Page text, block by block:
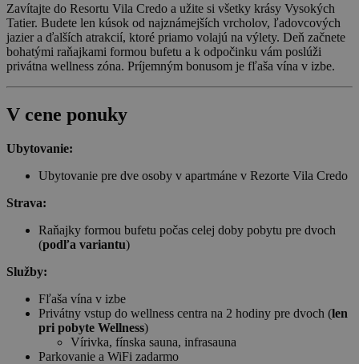
Zavítajte do Resortu Vila Credo a užite si všetky krásy Vysokých
Tatier. Budete len kúsok od najznámejších vrcholov, ľadovcových
jazier a ďalších atrakcií, ktoré priamo volajú na výlety. Deň začnete
bohatými raňajkami formou bufetu a k odpočinku vám poslúži
privátna wellness zóna. Príjemným bonusom je fľaša vína v izbe.
V cene ponuky
Ubytovanie:
Ubytovanie pre dve osoby v apartmáne v Rezorte Vila Credo
Strava:
Raňajky formou bufetu počas celej doby pobytu pre dvoch
(podľa variantu)
Služby:
Fľaša vína v izbe
Privátny vstup do wellness centra na 2 hodiny pre dvoch (len
pri pobyte Wellness)
Vírivka, fínska sauna, infrasauna
Parkovanie a WiFi zadarmo